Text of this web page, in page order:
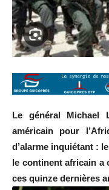
Le général Michael
américain pour
d’alarme inquiétant :
le continent africain a
ces quinze dernières